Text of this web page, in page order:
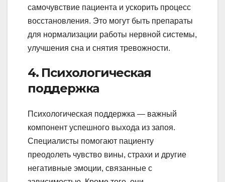
самочувствие пациента и ускорить процесс
восстановления. Это могут быть препараты
для нормализации работы нервной системы,
улучшения сна и снятия тревожности.
4. Психологическая
поддержка
Психологическая поддержка — важный
компонент успешного выхода из запоя.
Специалисты помогают пациенту
преодолеть чувство вины, страхи и другие
негативные эмоции, связанные с